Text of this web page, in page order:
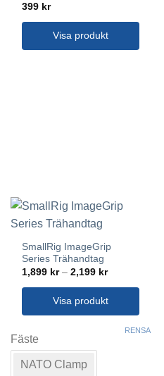
399 kr
Visa produkt
SmallRig ImageGrip
Series Trähandtag
1,899 kr – 2,199 krPrisintervall:
till
2,199 kr
Visa produkt
här
produkten
har
Fäste
NATO Clamp
RENSA